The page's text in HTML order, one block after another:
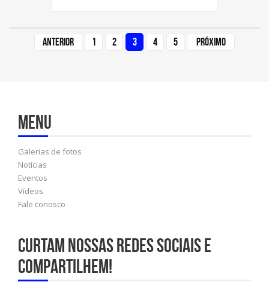
Anterior 1 2 3 4 5 Próximo
Menu
Galerias de fotos
Notícias
Eventos
Vídeos
Fale conosco
Curtam nossas redes sociais e
compartilhem!